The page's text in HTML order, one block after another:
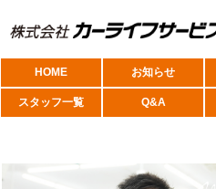
HOME お知らせ
スタッフ一覧 Q&A